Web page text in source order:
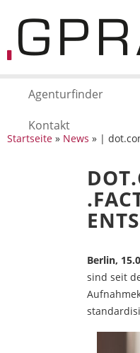
Agenturfinder
Kontakt
Startseite » News » |
Berlin,
sind seit